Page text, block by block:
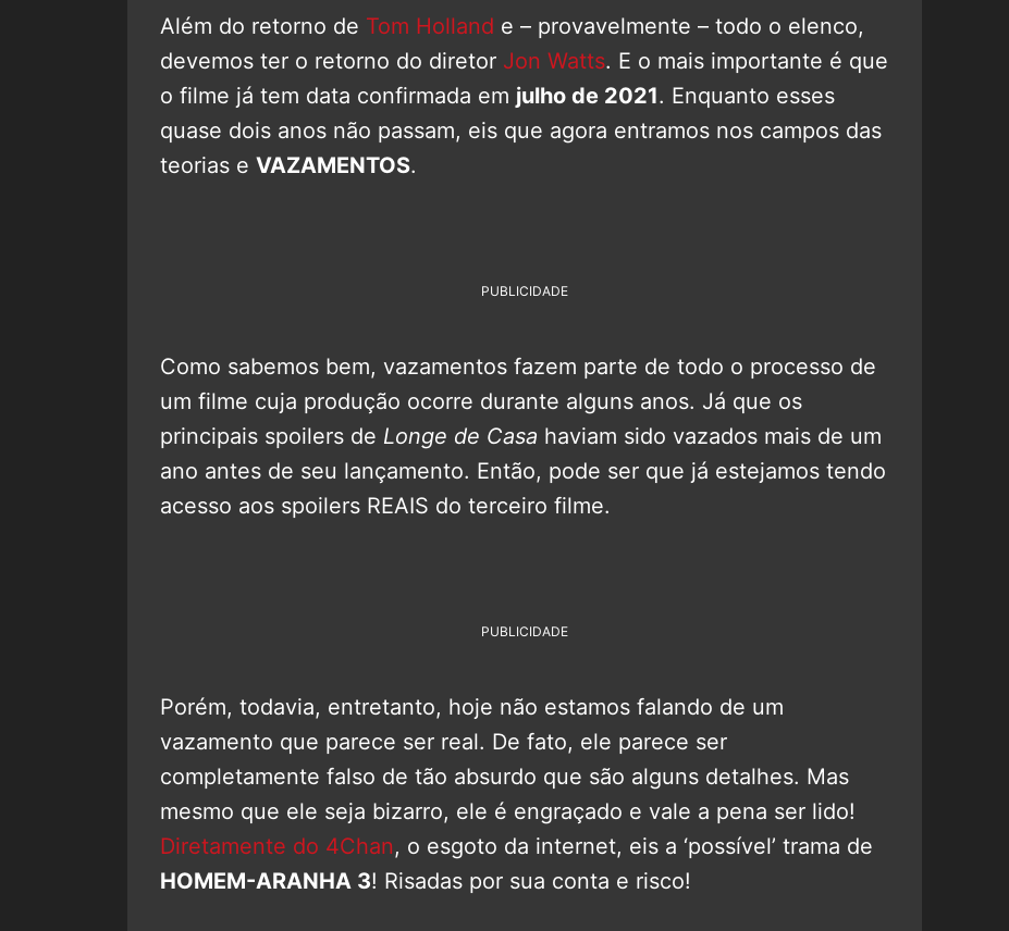
Além do retorno de Tom Holland e – provavelmente – todo o elenco,
devemos ter o retorno do diretor Jon Watts. E o mais importante é que
o filme já tem data confirmada em julho de 2021. Enquanto esses
quase dois anos não passam, eis que agora entramos nos campos das
teorias e VAZAMENTOS.
PUBLICIDADE
Como sabemos bem, vazamentos fazem parte de todo o processo de
um filme cuja produção ocorre durante alguns anos. Já que os
principais spoilers de Longe de Casa haviam sido vazados mais de um
ano antes de seu lançamento. Então, pode ser que já estejamos tendo
acesso aos spoilers REAIS do terceiro filme.
PUBLICIDADE
Porém, todavia, entretanto, hoje não estamos falando de um
vazamento que parece ser real. De fato, ele parece ser
completamente falso de tão absurdo que são alguns detalhes. Mas
mesmo que ele seja bizarro, ele é engraçado e vale a pena ser lido!
Diretamente do 4Chan, o esgoto da internet, eis a ‘possível’ trama de
HOMEM-ARANHA 3! Risadas por sua conta e risco!